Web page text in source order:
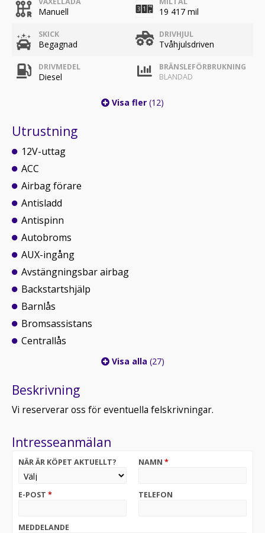
Manuell 19 417 mil
SKICK
Begagnad
DRIVHJUL
Tvåhjulsdriven
DRIVMEDEL
Diesel
BRÄNSLEFÖRBRUKNING
BLANDAD
Visa fler (12)
Utrustning
12V-uttag
ACC
Airbag förare
Antisladd
Antispinn
Autobroms
AUX-ingång
Avstängningsbar airbag
Backstartshjälp
Barnlås
Bromsassistans
Centrallås
Visa alla (27)
Beskrivning
Vi reserverar oss för eventuella felskrivningar.
Intresseanmälan
NÄR ÄR KÖPET AKTUELLT? NAMN *
E-POST * TELEFON
MEDDELANDE